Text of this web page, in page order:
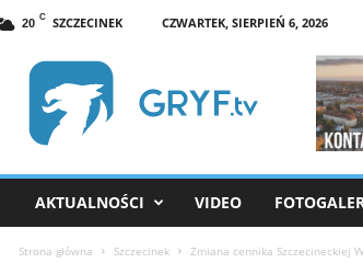
20 C SZCZECINEK
CZWARTEK, SIERPIEŃ 6, 2026
AKTUALNOŚCI VIDEO
Strona główna Szczecinek Zmiana cennika Szczecineckiej